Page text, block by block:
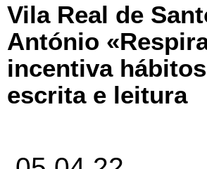
Vila Real de
António
incentiva
escrita e leitura